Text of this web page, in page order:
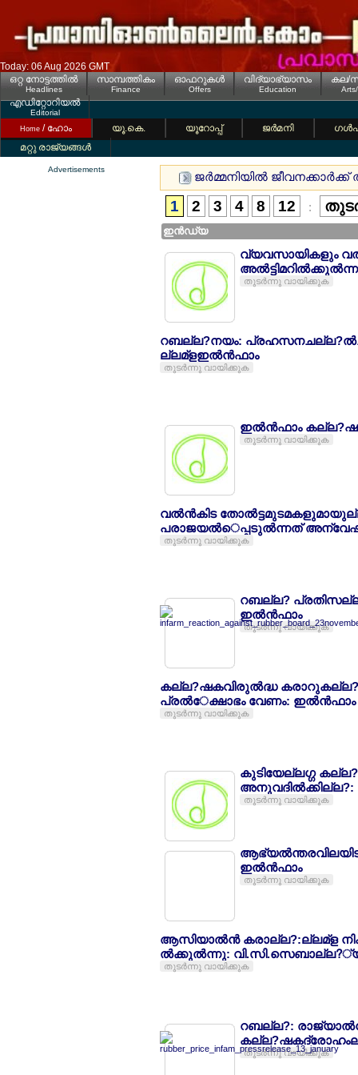
Today: 06 Aug 2026 GMT
ഒറ്റ നോട്ടത്തില്‍
Headlines
സാമ്പത്തികം
Finance
ഓഫറുകള്‍
Offers
വിദ്യാഭ്യാസം
Education
കല/
എഡിറ്റോറിയല്‍
Editorial
Home / ഹോം യൂ.കെ. യൂറോപ്പ് ജര്‍മനി
മറ്റു രാജ്യങ്ങള്‍
Advertisements
ജര്‍മ്മനിയില്‍
1 2 3 4 8 12 :
ഇന്‍ഡ്യ
വ്യവസായികളും
തുടര്‍ന്നു വായിക്കുക
റബല്ല?നയം:
ല്ലമ്ളഇല്‍ന്‍ഫാം
തുടര്‍ന്നു വായിക്കുക
ഇല്‍ന്‍ഫാം
തുടര്‍ന്നു വായിക്കുക
വല്‍ന്‍കിട
പരാജയല്‍െപ്പടുല്‍ന്നത്
തുടര്‍ന്നു വായിക്കുക
റബല്ല?
ഇല്‍ന്‍ഫാം
തുടര്‍ന്നു വായിക്കുക
കല്ല?ഷകവിരുല്‍ദ്ധ
പ്രല്‍േക്ഷാഭം വേണം: ഇല്‍ന്‍ഫാം
തുടര്‍ന്നു വായിക്കുക
കുടിയേല്ലഗ്ഗ
തുടര്‍ന്നു വായിക്കുക
ഇല്‍ന്‍ഫാം
തുടര്‍ന്നു വായിക്കുക
ആസിയാല്‍ന്‍ കരാല്ല?:ല്ലമ്ള
ല്‍ക്കുല്‍ന്നു:
തുടര്‍ന്നു വായിക്കുക
റബല്ല?:
തുടര്‍ന്നു വായിക്കുക